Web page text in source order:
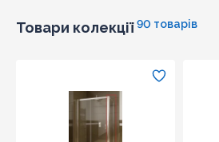
Товари колекції 90 товарів